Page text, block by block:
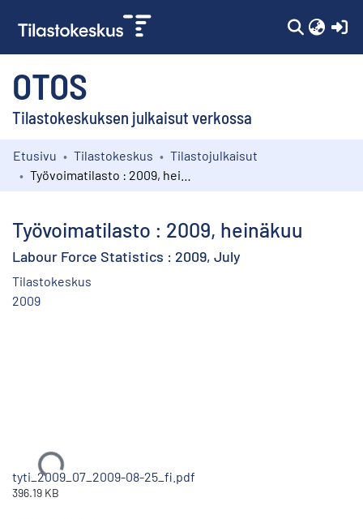
OTOS
Tilastokeskuksen julkaisut verkossa
Kokoelmat
Etusivu Tilastokeskus
Tilastojulkaisut
Työvoimatilasto : 2009, heinäkuu
Labour Force Statistics : 2009, July
Tilastokeskus
2009
Ladataan...
tyti_2009_07_2009-08-25_fi.pdf
396.19 KB